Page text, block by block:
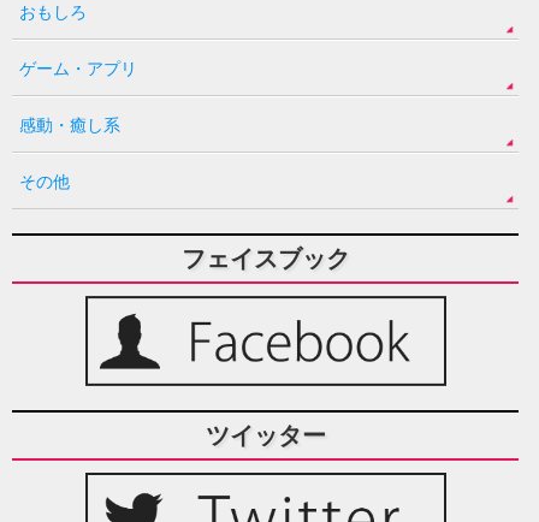
おもしろ
ゲーム・アプリ
感動・癒し系
その他
フェイスブック
ツイッター